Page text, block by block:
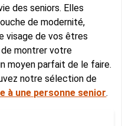
des seniors. Elles
de modernité,
visage de vos êtres
montrer votre
moyen parfait de le faire.
notre sélection de
à une personne senior.